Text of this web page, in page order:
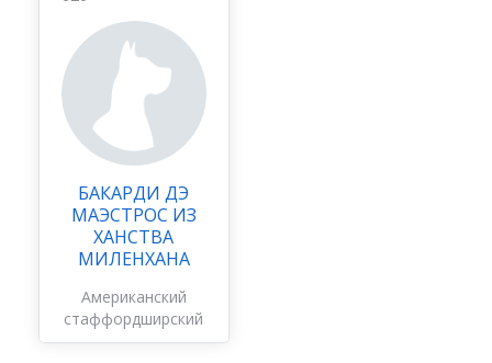
БАКАРДИ ДЭ
МАЭСТРОС ИЗ
ХАНСТВА
МИЛЕНХАНА
Американский
стаффордширский
терьер